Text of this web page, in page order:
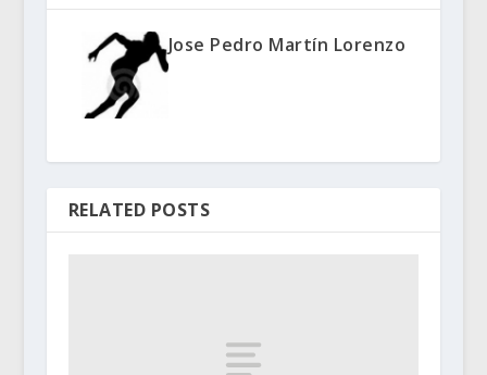
Jose Pedro Martín Lorenzo
RELATED POSTS